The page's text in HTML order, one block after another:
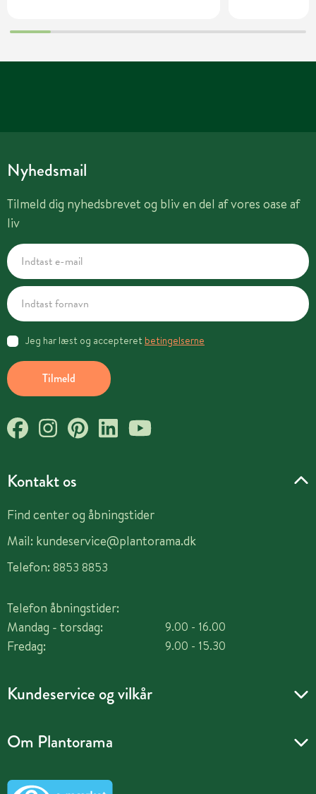
Kontakt os
Find center og åbningstider
Mail: kundeservice@plantorama.dk
Telefon: 8853 8853
Telefon åbningstider:
Mandag - torsdag:
Fredag:
9.00 - 16.00
9.00 - 15.30
Kundeservice og vilkår
Om Plantorama
Nyhedsmail
Tilmeld dig nyhedsbrevet og bliv en del af vores oase af
liv
Tilmeld
Jeg har læst og accepteret betingelserne